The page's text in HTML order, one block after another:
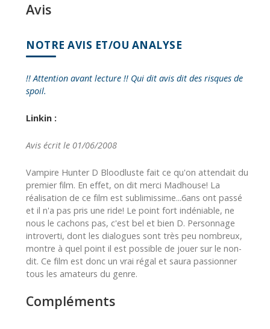
Avis
NOTRE AVIS ET/OU ANALYSE
!! Attention avant lecture !! Qui dit avis dit des risques de
spoil.
Linkin :
Avis écrit le 01/06/2008
Vampire Hunter D Bloodluste fait ce qu'on attendait du
premier film. En effet, on dit merci Madhouse! La
réalisation de ce film est sublimissime...6ans ont passé
et il n'a pas pris une ride! Le point fort indéniable, ne
nous le cachons pas, c'est bel et bien D. Personnage
introverti, dont les dialogues sont très peu nombreux,
montre à quel point il est possible de jouer sur le non-
dit. Ce film est donc un vrai régal et saura passionner
tous les amateurs du genre.
Compléments